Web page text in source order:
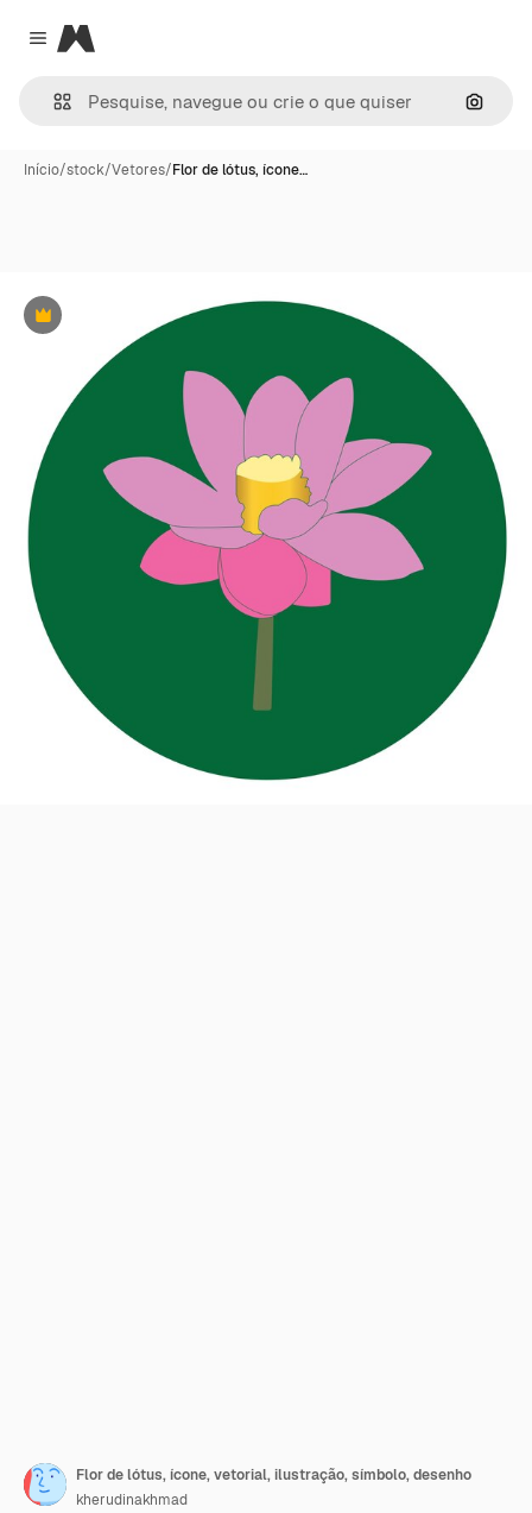
Close menu
Magnific
Início/stock/Vetores/Flor de lótus, ícone…
Premium
Flor de lótus, ícone, vetorial, ilustração, símbolo, desenho
kherudinakhmad